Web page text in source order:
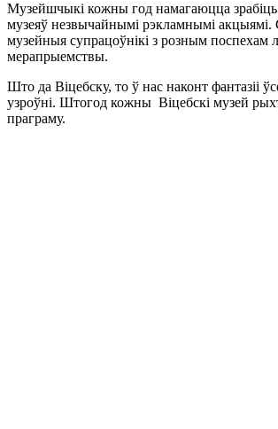
Музейшчыкі кожны год намагаюцца
музеяў незвычайнымі рэкламнымі акцыямі.
музейныя супрацоўнікі з розным поспехам
мерапрыемствы.
Што да Віцебску, то ў нас наконт фантазіі
узроўні. Штогод кожны Віцебскі музей
праграму.